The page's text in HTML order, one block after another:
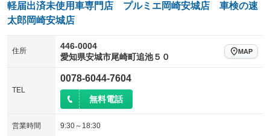
軽届出済未使用車専門店 プルミエ岡崎安城店 車検の速
太郎岡崎安城店
住所
446-0004
愛知県安城市尾崎町追池５０
MAP
TEL
0078-6044-7604
無料電話
営業時間 9:30～18:30